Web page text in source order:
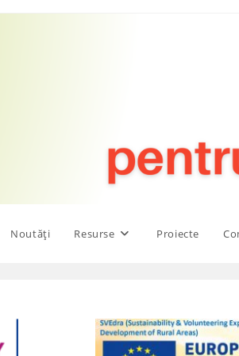
Noutăți Resurse Proiecte